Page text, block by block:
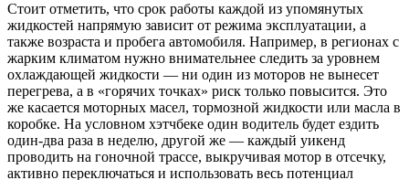
Стоит отметить, что срок работы каждой из упомянутых
жидкостей напрямую зависит от режима эксплуатации, а
также возраста и пробега автомобиля. Например, в регионах с
жарким климатом нужно внимательнее следить за уровнем
охлаждающей жидкости — ни один из моторов не вынесет
перегрева, а в «горячих точках» риск только повысится. Это
же касается моторных масел, тормозной жидкости или масла в
коробке. На условном хэтчбеке один водитель будет ездить
один-два раза в неделю, другой же — каждый уикенд
проводить на гоночной трассе, выкручивая мотор в отсечку,
активно переключаться и использовать весь потенциал